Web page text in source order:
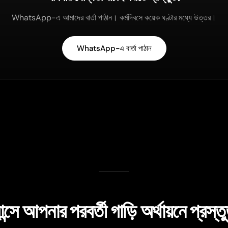
WhatsApp-এ আমাদের বার্তা পাঠান। কর্মদিবসে কয়েক ঘণ্টার মধ্যে উত্তর।
WhatsApp-এ বার্তা পাঠান
আপনার পরবর্তী গাড়ি অর্থায়নে